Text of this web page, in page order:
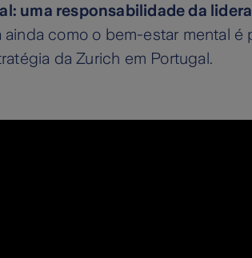
uma responsabilidade da
ainda como o bem-estar mental é
da Zurich em Portugal.